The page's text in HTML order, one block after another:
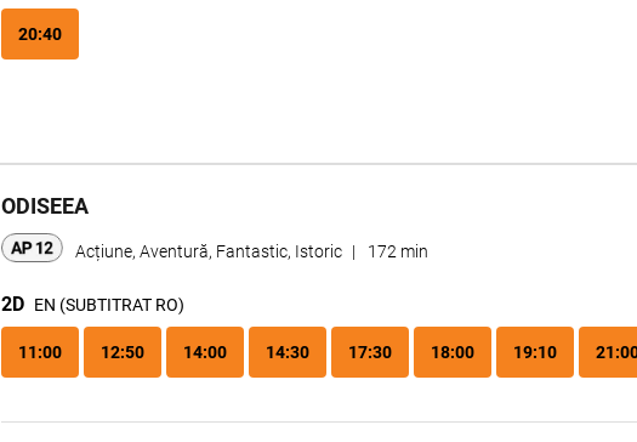
20:40
ODISEEA
Acțiune, Aventură, Fantastic, Istoric | 172 min
2D EN (SUBTITRAT RO)
11:00 12:50 14:00 14:30 17:30 18:00 19:10